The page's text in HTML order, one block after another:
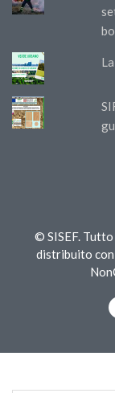
© SISEF.
distribuito